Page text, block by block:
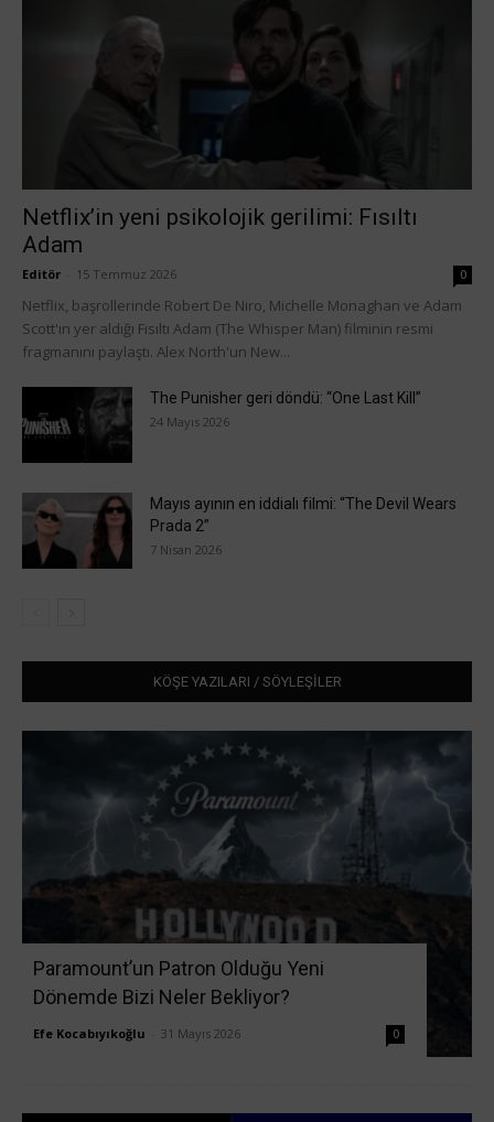
Netflix’in yeni psikolojik gerilimi: Fısıltı
Adam
Editör 15 Temmuz 2026 0
Netflix, başrollerinde Robert De Niro, Michelle Monaghan ve Adam
Scott'ın yer aldığı Fısıltı Adam (The Whisper Man) filminin resmi
fragmanını paylaştı. Alex North'un New...
The Punisher geri döndü: “One Last Kill”
24 Mayıs 2026
Mayıs ayının en iddialı filmi: “The Devil Wears
Prada 2”
7 Nisan 2026
KÖŞE YAZILARI / SÖYLEŞİLER
Paramount’un Patron Olduğu Yeni
Dönemde Bizi Neler Bekliyor?
Efe Kocabıyıkoğlu 31 Mayıs 2026 0